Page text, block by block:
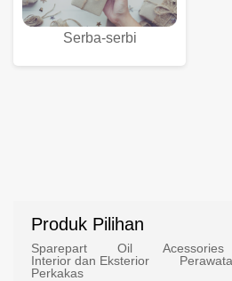
Serba-serbi
Produk Pilihan
Sparepart Oil Acessories
Interior dan Eksterior
Perkakas